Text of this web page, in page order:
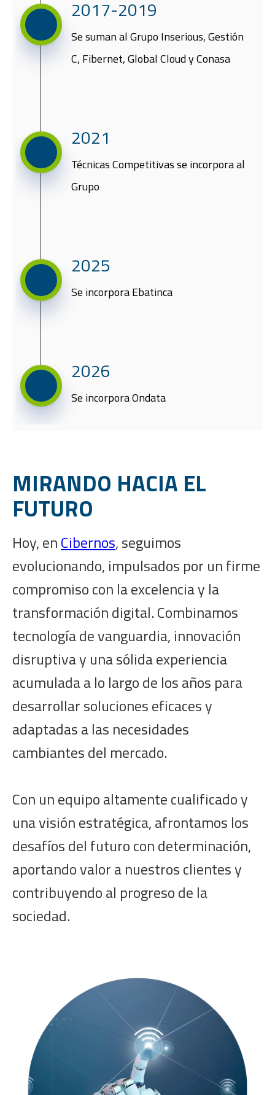
2017-2019​
Se suman al Grupo Inserious, Gestión
C, Fibernet, Global Cloud y Conasa​
2021
Técnicas Competitivas se incorpora al
Grupo
2025
Se incorpora Ebatinca
2026
Se incorpora Ondata
MIRANDO HACIA EL
FUTURO
Hoy, enCibernos, seguimos
evolucionando, impulsados por un firme
compromiso con la excelencia y la
transformación digital. Combinamos
tecnología de vanguardia, innovación
disruptiva y una sólida experiencia
acumulada a lo largo de los años para
desarrollar soluciones eficaces y
adaptadas a las necesidades
cambiantes del mercado.
Con un equipo altamente cualificado y
una visión estratégica, afrontamos los
desafíos del futuro con determinación,
aportando valor a nuestros clientes y
contribuyendo al progreso de la
sociedad.